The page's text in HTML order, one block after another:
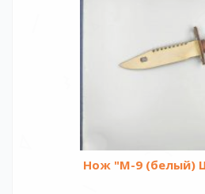
Нож "М-9 (белый)